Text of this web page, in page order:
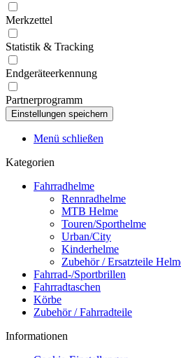
Merkzettel
Statistik & Tracking
Endgeräteerkennung
Partnerprogramm
Menü schließen
Kategorien
Fahrradhelme
Rennradhelme
MTB Helme
Touren/Sporthelme
Urban/City
Kinderhelme
Zubehör / Ersatzteile
Fahrrad-/Sportbrillen
Fahrradtaschen
Körbe
Zubehör / Fahrradteile
Informationen